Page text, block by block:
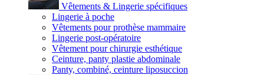
Vêtements & Lingerie spécifiques
Lingerie à poche
Vêtements pour prothèse mammaire
Lingerie post-opératoire
Vêtement pour chirurgie esthétique
Ceinture, panty plastie abdominale
Panty, combiné, ceinture liposuccion